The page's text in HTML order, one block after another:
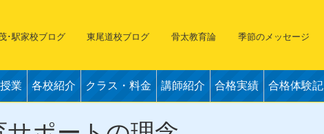
･駅家校ブログ 東尾道校ブログ 骨太教育論 季節のメッセージ
業 各校紹介 クラス・料金 講師紹介 合格実績 合格体験記